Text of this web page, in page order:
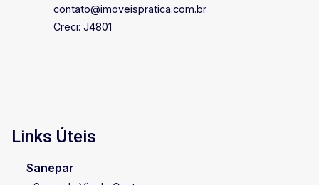
contato@imoveispratica.com.br
Creci: J4801
Links Úteis
Sanepar